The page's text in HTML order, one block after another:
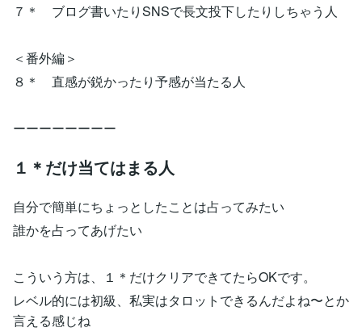
７＊ ブログ書いたりSNSで長文投下したりしちゃう人
＜番外編＞
８＊ 直感が鋭かったり予感が当たる人
ーーーーーーーー
１＊だけ当てはまる人
自分で簡単にちょっとしたことは占ってみたい
誰かを占ってあげたい
こういう方は、１＊だけクリアできてたらOKです。
レベル的には初級、私実はタロットできるんだよね〜とか
言える感じね